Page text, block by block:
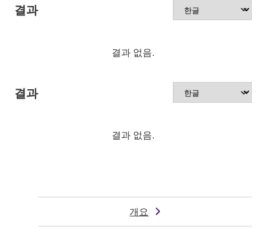
결과
결과 없음.
결과
결과 없음.
개요